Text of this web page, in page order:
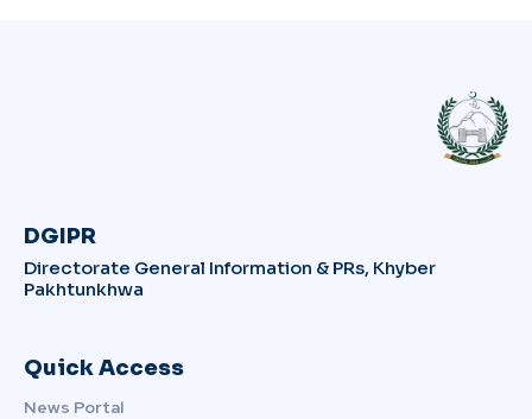
DGIPR
Directorate General Information & PRs, Khyber
Pakhtunkhwa
Quick Access
News Portal